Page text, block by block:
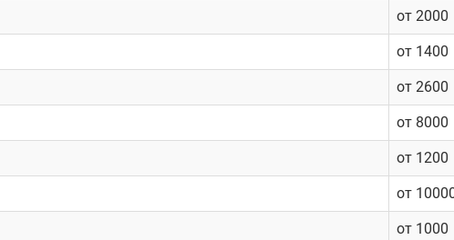
от 2000
от 1400
от 2600
от 8000
от 1200
от
от 1000